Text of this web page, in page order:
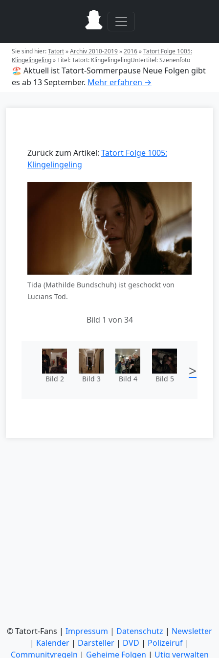
Sie sind hier:Tatort»Archiv 2010-2019»2016»Tatort Folge 1005:
Klingelingeling»Titel: Tatort: KlingelingelingUntertitel: Szenenfoto
🏖️ Aktuell ist Tatort-Sommerpause Neue Folgen gibt
es ab 13 September. Mehr erfahren →
Zurück zum Artikel: Tatort Folge 1005:
Klingelingeling
Tida (Mathilde Bundschuh) ist geschockt von
Lucians Tod.
Bild 1 von 34
Bild 2 Bild 3 Bild 4 Bild 5 >
© Tatort-Fans | Impressum | Datenschutz | Newsletter
| Kalender | Darsteller | DVD | Polizeiruf |
Communityregeln | Geheime Folgen | Utiq verwalten